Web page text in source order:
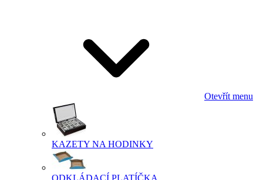
Otevřít menu
KAZETY NA HODINKY
ODKLÁDACÍ PLATÍČKA